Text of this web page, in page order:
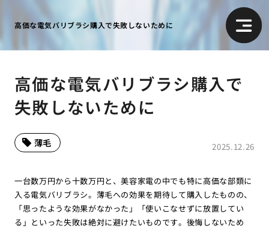
高価な電気バリブラシ購入で失敗しないために
高価な電気バリブラシ購入で
失敗しないために
2025.12.26
薄毛
一台数万円から十数万円と、美容家電の中でも特に高価な部類に
入る電気バリブラシ。薄毛への効果を期待して購入したものの、
「思ったような効果がなかった」「使いこなせずに放置してい
る」といった失敗は絶対に避けたいものです。後悔しないため